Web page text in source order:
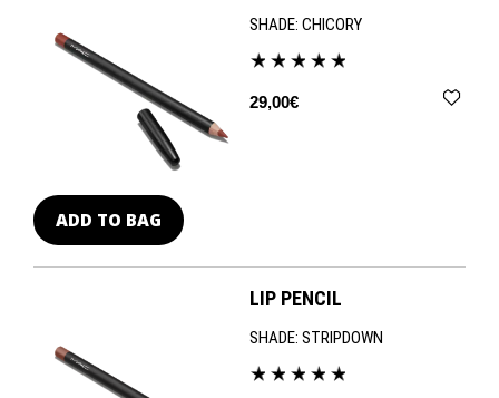
SHADE: CHICORY
29,00€
ADD TO BAG
LIP PENCIL
SHADE: STRIPDOWN